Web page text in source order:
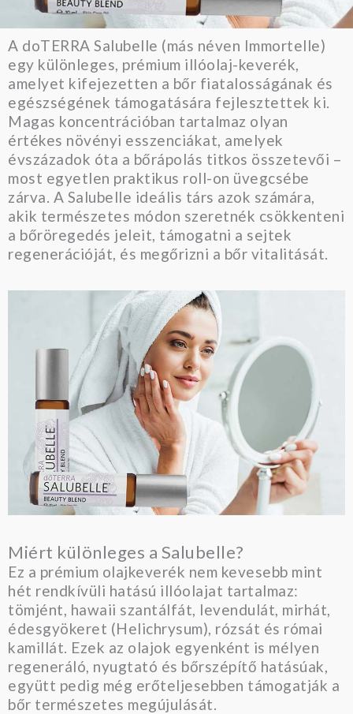
A doTERRA Salubelle (más néven Immortelle)
egy különleges, prémium illóolaj-keverék,
amelyet kifejezetten a bőr fiatalosságának és
egészségének támogatására fejlesztettek ki.
Magas koncentrációban tartalmaz olyan
értékes növényi esszenciákat, amelyek
évszázadok óta a bőrápolás titkos összetevői –
most egyetlen praktikus roll-on üvegcsébe
zárva. A Salubelle ideális társ azok számára,
akik természetes módon szeretnék csökkenteni
a bőröregedés jeleit, támogatni a sejtek
regenerációját, és megőrizni a bőr vitalitását.
Miért különleges a Salubelle?
Ez a prémium olajkeverék nem kevesebb mint
hét rendkívüli hatású illóolajat tartalmaz:
tömjént, hawaii szantálfát, levendulát, mirhát,
édesgyökeret (Helichrysum), rózsát és római
kamillát. Ezek az olajok egyenként is mélyen
regeneráló, nyugtató és bőrszépítő hatásúak,
együtt pedig még erőteljesebben támogatják a
bőr természetes megújulását.